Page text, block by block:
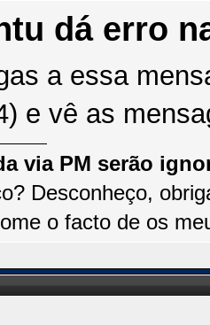
dá erro
a essa
e vê as
via PM serão
Desconheço,
o facto de os